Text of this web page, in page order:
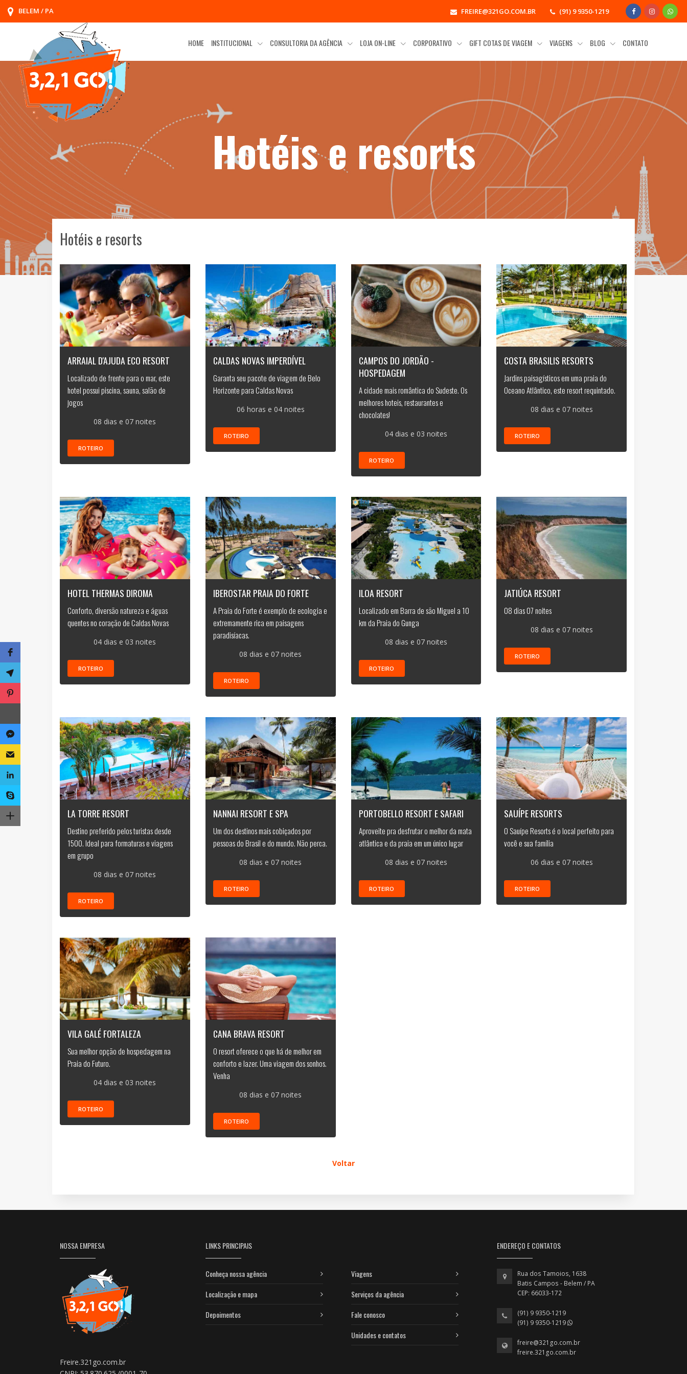
BELEM / PA FREIRE@321GO.COM.BR (91) 9 9350-1219
HOME INSTITUCIONAL CONSULTORIA DA AGÊNCIA LOJA ON-LINE CORPORATIVO GIFT COTAS DE VIAGEM VIAGENS BLOG CONTATO
Hotéis e resorts
Hotéis e resorts
ARRAIAL D'AJUDA ECO RESORT
Localizado de frente para o mar, este
hotel possui piscina, sauna, salão de
jogos
08 dias e 07 noites
ROTEIRO
CALDAS NOVAS IMPERDÍVEL
Garanta seu pacote de viagem de Belo
Horizonte para Caldas Novas
06 horas e 04 noites
ROTEIRO
CAMPOS DO JORDÃO -
HOSPEDAGEM
A cidade mais romântica do Sudeste. Os
melhores hoteis, restaurantes e
chocolates!
04 dias e 03 noites
ROTEIRO
COSTA BRASILIS RESORTS
Jardins paisagísticos em uma praia do
Oceano Atlântico, este resort requintado.
08 dias e 07 noites
ROTEIRO
HOTEL THERMAS DIROMA
Conforto, diversão natureza e águas
quentes no coração de Caldas Novas
04 dias e 03 noites
ROTEIRO
IBEROSTAR PRAIA DO FORTE
A Praia do Forte é exemplo de ecologia e
extremamente rica em paisagens
paradisíacas.
08 dias e 07 noites
ROTEIRO
ILOA RESORT
Localizado em Barra de são Miguel a 10
km da Praia do Gunga
08 dias e 07 noites
ROTEIRO
JATIÚCA RESORT
08 dias 07 noites
08 dias e 07 noites
ROTEIRO
LA TORRE RESORT
Destino preferido pelos turistas desde
1500. Ideal para formaturas e viagens
em grupo
08 dias e 07 noites
ROTEIRO
NANNAI RESORT E SPA
Um dos destinos mais cobiçados por
pessoas do Brasil e do mundo. Não perca.
08 dias e 07 noites
ROTEIRO
PORTOBELLO RESORT E SAFARI
Aproveite pra desfrutar o melhor da mata
atlântica e da praia em um único lugar
08 dias e 07 noites
ROTEIRO
SAUÍPE RESORTS
O Sauípe Resorts é o local perfeito para
você e sua família
06 dias e 07 noites
ROTEIRO
VILA GALÉ FORTALEZA
Sua melhor opção de hospedagem na
Praia do Futuro.
04 dias e 03 noites
ROTEIRO
CANA BRAVA RESORT
O resort oferece o que há de melhor em
conforto e lazer. Uma viagem dos sonhos.
Venha
08 dias e 07 noites
ROTEIRO
Voltar
NOSSA EMPRESA
Freire.321go.com.br
LINKS PRINCIPAIS
Conheça nossa agência
Localização e mapa
Depoimentos
Viagens
Serviços da agência
Fale conosco
Unidades e contatos
ENDEREÇO E CONTATOS
Rua dos Tamoios, 1638
Batis Campos - Belem / PA
CEP: 66033-172
(91) 9 9350-1219
(91) 9 9350-1219
freire@321go.com.br
freire.321go.com.br